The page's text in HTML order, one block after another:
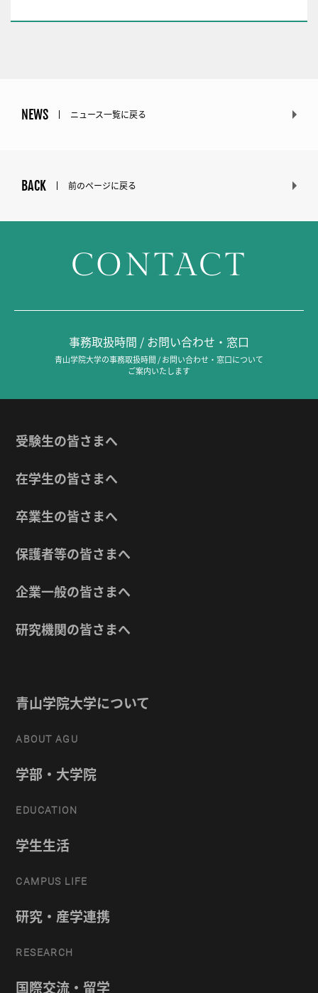
NEWS ニュース一覧に戻る
BACK 前のページに戻る
CONTACT
事務取扱時間 / お問い合わせ・窓口
青山学院大学の事務取扱時間 / お問い合わせ・窓口について
ご案内いたします
受験生の皆さまへ
在学生の皆さまへ
卒業生の皆さまへ
保護者等の皆さまへ
企業一般の皆さまへ
研究機関の皆さまへ
青山学院大学について
ABOUT AGU
学部・大学院
EDUCATION
学生生活
CAMPUS LIFE
研究・産学連携
RESEARCH
国際交流・留学